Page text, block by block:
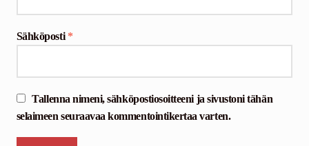
Sähköposti *
Tallenna nimeni, sähköpostiosoitteeni ja sivustoni tähän
selaimeen seuraavaa kommentointikertaa varten.